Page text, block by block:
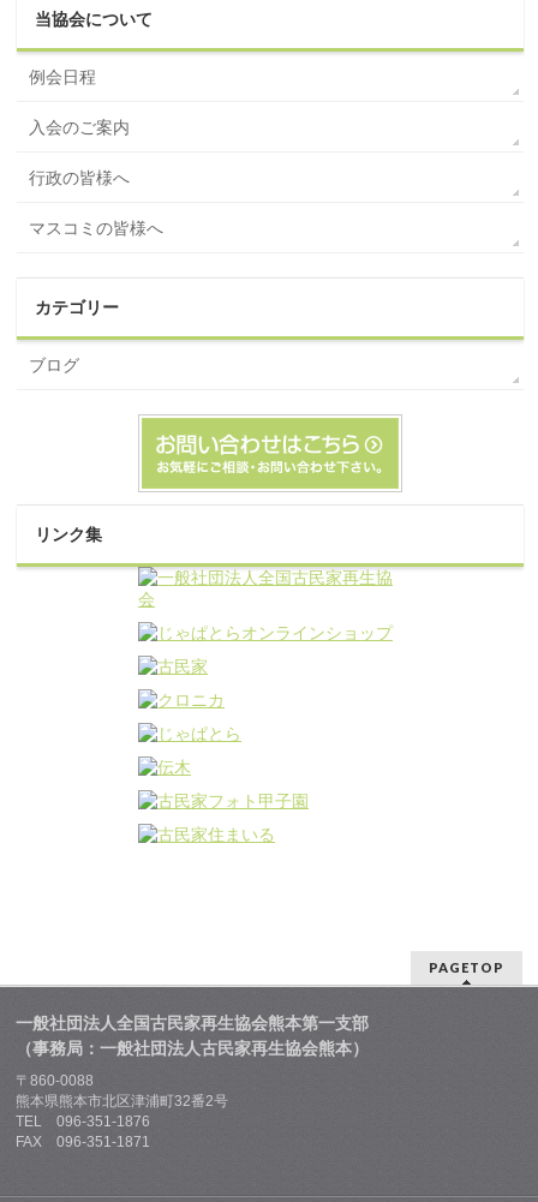
当協会について
例会日程
入会のご案内
行政の皆様へ
マスコミの皆様へ
カテゴリー
ブログ
リンク集
PAGETOP
一般社団法人全国古民家再生協会熊本第一支部
（事務局：一般社団法人古民家再生協会熊本）
〒860-0088
熊本県熊本市北区津浦町32番2号
TEL 096-351-1876
FAX 096-351-1871